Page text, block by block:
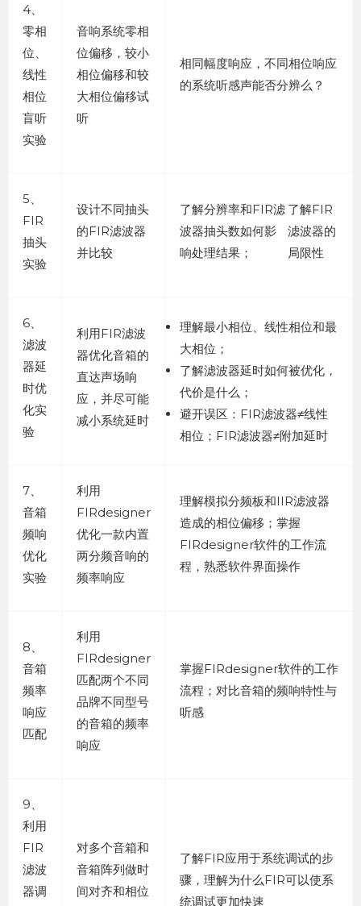
4、
零相
位、
线性
相位
盲听
实验
音响系统零相
位偏移，较小
相位偏移和较
大相位偏移试
听
相同幅度响应，不同相位响应
的系统听感声能否分辨么？
5、
FIR
抽头
实验
设计不同抽头
的FIR滤波器
并比较
了解分辨率和FIR滤
波器抽头数如何影
响处理结果；
了解FIR
滤波器的
局限性
6、
滤波
器延
时优
化实
验
利用FIR滤波
器优化音箱的
直达声场响
应，并尽可能
减小系统延时
理解最小相位、线性相位和最
大相位；
了解滤波器延时如何被优化，
代价是什么；
避开误区：FIR滤波器≠线性
相位；FIR滤波器≠附加延时
7、
音箱
频响
优化
实验
利用
FIRdesigner
优化一款内置
两分频音响的
频率响应
理解模拟分频板和IIR滤波器
造成的相位偏移；掌握
FIRdesigner软件的工作流
程，熟悉软件界面操作
8、
音箱
频率
响应
匹配
利用
FIRdesigner
匹配两个不同
品牌不同型号
的音箱的频率
响应
掌握FIRdesigner软件的工作
流程；对比音箱的频响特性与
听感
9、
利用
FIR
滤波
器调
对多个音箱和
音箱阵列做时
间对齐和相位
了解FIR应用于系统调试的步
骤，理解为什么FIR可以使系
统调试更加快速